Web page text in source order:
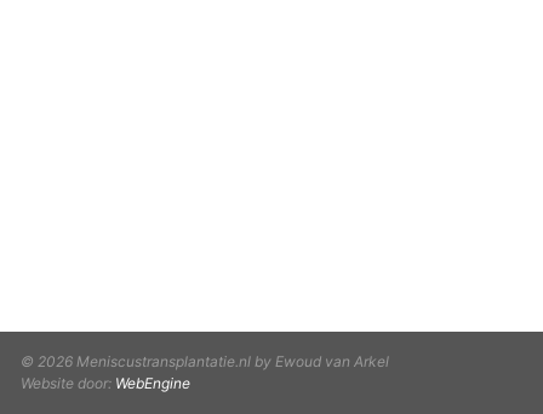
© 2026 Meniscustransplantatie.nl by Ewoud van Arkel
Website door: WebEngine